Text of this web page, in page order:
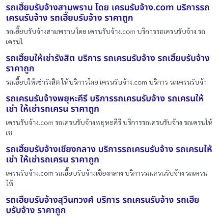
รถเฮี๊ยบรับจ้างสามพราน โดย เครนรับจ้าง.com บริการรถ
เครนรับจ้าง รถเฮี๊ยบรับจ้าง ราคาถูก
รถเฮี๊ยบรับจ้างสามพราน โดย เครนรับจ้าง.com บริการรถเครนรับจ้าง รถ
เครนใ
รถเฮี๊ยบให้เช่ารังสิต บริการ รถเครนรับจ้าง รถเฮี๊ยบรับจ้าง
ราคาถูก
รถเฮี๊ยบให้เช่ารังสิต ให้บริการโดย เครนรับจ้าง.com บริการ รถเครนรับจ้า
รถเครนรับจ้างพยุหะคีรี บริการรถเครนรับจ้าง รถเครนให้
เช่า ให้เช่ารถเครน ราคาถูก
เครนรับจ้าง.com รถเครนรับจ้างพยุหะคีรี บริการรถเครนรับจ้าง รถเครนให้
เช
รถเฮี๊ยบรับจ้างเชียงกลาง บริการรถเครนรับจ้าง รถเครนให้
เช่า ให้เช่ารถเครน ราคาถูก
เครนรับจ้าง.com รถเฮี๊ยบรับจ้างเชียงกลาง บริการรถเครนรับจ้าง รถเครน
ให้
รถเฮี๊ยบรับจ้างสุวินทวงศ์ บริการ รถเครนรับจ้าง รถเฮี๊ย
บรับจ้าง ราคาถูก